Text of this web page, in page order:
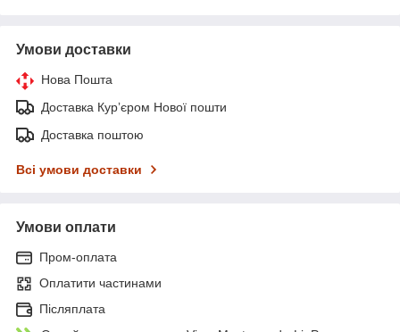
Умови доставки
Нова Пошта
Доставка Курʼєром Нової пошти
Доставка поштою
Всі умови доставки
Умови оплати
Пром-оплата
Оплатити частинами
Післяплата